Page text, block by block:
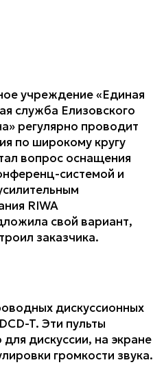
учреждение «Единая
служба Елизовского
регулярно проводит
по широкому кругу
вопрос оснащения
системой и
RIWA
свой вариант,
заказчика.
дискуссионных
T. Эти пульты
дискуссии, на экране
громкости звука.